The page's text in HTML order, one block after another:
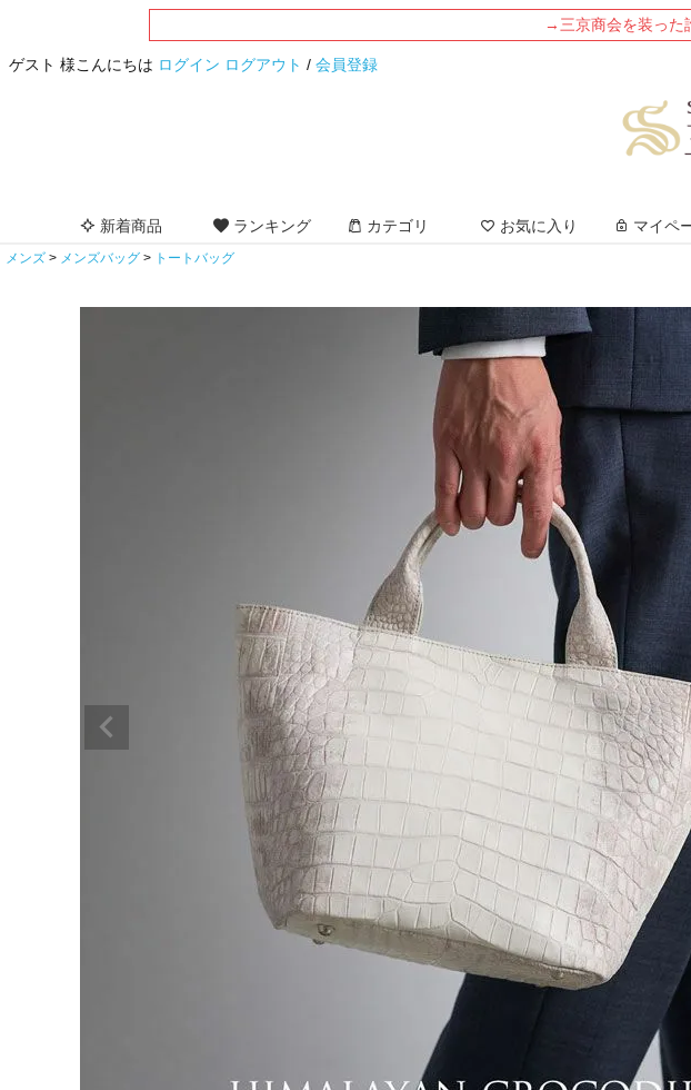
→三京商会を装った
ゲスト 様こんにちは ログイン ログアウト / 会員登録
新着商品 ランキング カテゴリ お気に入り マイペ
メンズ メンズバッグ トートバッグ